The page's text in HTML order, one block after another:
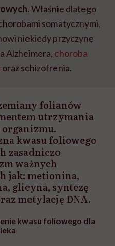
. Właśnie dlatego
somatycznymi,
niekiedy przyczynę
Alzheimera, choroba
oraz schizofrenia.
folianów
utrzymania
organizmu.
kwasu foliowego
zasadniczo
ważnych
jak: metionina,
glicyna, syntezę
metylację DNA.
kwasu foliowego dla